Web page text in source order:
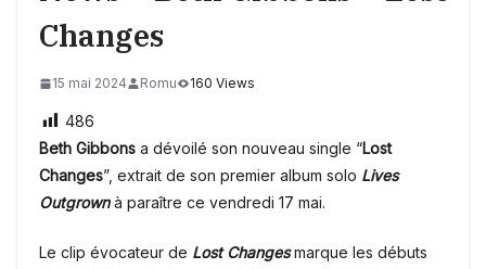
Changes
15 mai 2024 Romu 160 Views
486
Beth Gibbons a dévoilé son nouveau single “Lost
Changes”, extrait de son premier album solo Lives
Outgrownà paraître ce vendredi 17 mai.
Le clip évocateur de Lost Changesmarque les débuts